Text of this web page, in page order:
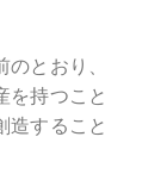
とおり、
を持つこと
造すること